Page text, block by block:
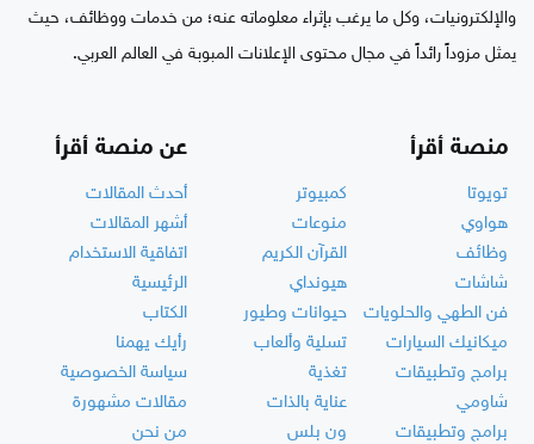
والإلكترونيات، وكل ما يرغب بإثراء معلوماته عنه؛ من خدمات ووظائف، حيث
يمثل مزوداً رائداً في مجال محتوى الإعلانات المبوبة في العالم العربي.
منصة أقرأ
تويوتا
كمبيوتر
هواوي
منوعات
وظائف
القرآن الكريم
شاشات
هيونداي
فن الطهي والحلويات
حيوانات وطيور
ميكانيك السيارات
تسلية وألعاب
برامج وتطبيقات
تغذية
شاومي
عناية بالذات
برامج وتطبيقات
ون بلس
عن منصة أقرأ
أحدث المقالات
أشهر المقالات
اتفاقية الاستخدام
الرئيسية
الكتاب
رأيك يهمنا
سياسة الخصوصية
مقالات مشهورة
من نحن